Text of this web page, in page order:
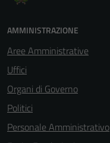
AMMINISTRAZIONE
Aree Amministrative
Uffici
Organi di Governo
Politici
Personale Amministrativo